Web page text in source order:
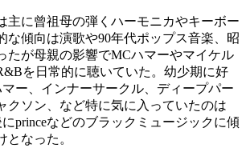
主に曾祖母の弾くハーモニカやキーボー
な傾向は演歌や90年代ポップス音楽、昭
たが母親の影響でMCハマーやマイケル
を日常的に聴いていた。幼少期に好
ー、インナーサークル、ディープパー
クソン、など特に気に入っていたのは
princeなどのブラックミュージックに傾
となった。